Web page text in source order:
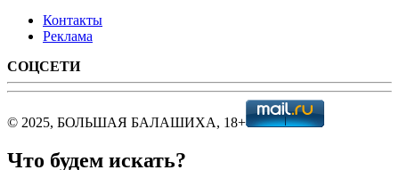
Контакты
Реклама
СОЦСЕТИ
© 2025, БОЛЬШАЯ БАЛАШИХА, 18+
Что будем искать?